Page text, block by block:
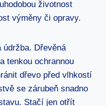
životnost
výměny či opravy.
údržba. Dřevěná
tenkou ochrannou
dřevo před vlhkostí
se zárubeň snadno
Stačí jen otřít